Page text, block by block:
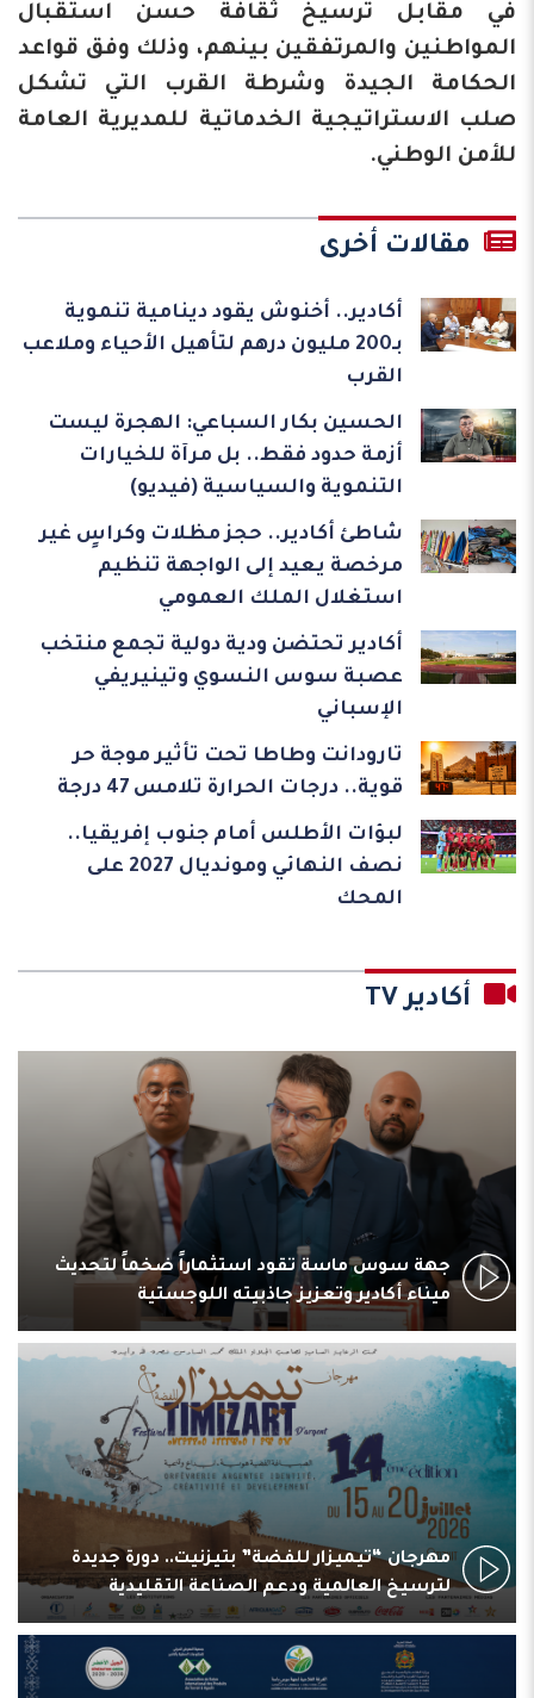
في مقابل ترسيخ ثقافة حسن استقبال
المواطنين والمرتفقين بينهم، وذلك وفق قواعد
الحكامة الجيدة وشرطة القرب التي تشكل
صلب الاستراتيجية الخدماتية للمديرية العامة
للأمن الوطني.
مقالات أخرى
أكادير.. أخنوش يقود دينامية تنموية
بـ200 مليون درهم لتأهيل الأحياء وملاعب
القرب
الحسين بكار السباعي: الهجرة ليست
أزمة حدود فقط.. بل مرآة للخيارات
التنموية والسياسية (فيديو)
شاطئ أكادير.. حجز مظلات وكراسٍ غير
مرخصة يعيد إلى الواجهة تنظيم
استغلال الملك العمومي
أكادير تحتضن ودية دولية تجمع منتخب
عصبة سوس النسوي وتينيريفي
الإسباني
تارودانت وطاطا تحت تأثير موجة حر
قوية.. درجات الحرارة تلامس 47 درجة
لبؤات الأطلس أمام جنوب إفريقيا..
نصف النهائي ومونديال 2027 على
المحك
أكادير TV
جهة سوس ماسة تقود استثماراً ضخماً لتحديث
ميناء أكادير وتعزيز جاذبيته اللوجستية
مهرجان “تيميزار للفضة” بتيزنيت.. دورة جديدة
لترسيخ العالمية ودعم الصناعة التقليدية